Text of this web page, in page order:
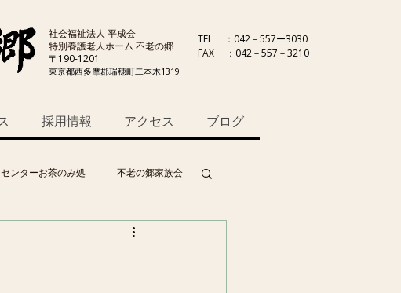
社会福祉法人 平成会
特別養護老人ホーム 不老の郷
〒190-1201
東京都西多摩郡瑞穂町二本木1319
TEL
：042－557ー3030
FAX
：042－557－3210
採用情報 アクセス ブログ
ンターお茶のみ処 不老の郷家族会